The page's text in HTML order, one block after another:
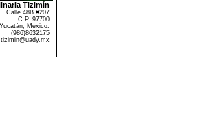
Tizimín
Calle 48B #207
C.P. 97700
México.
(986)8632175